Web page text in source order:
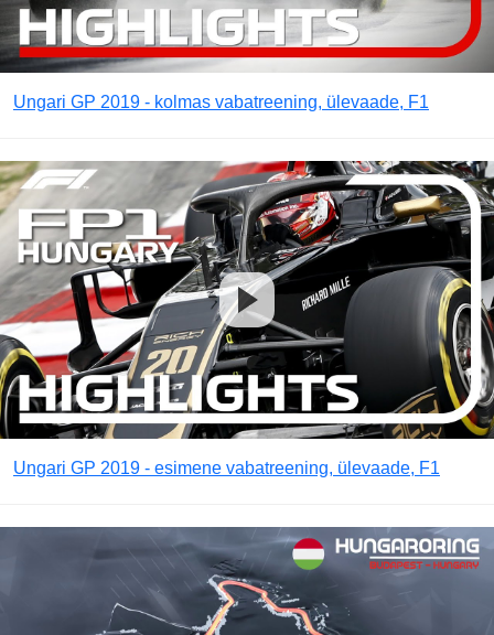
Ungari GP 2019 - kolmas vabatreening, ülevaade, F1
Ungari GP 2019 - esimene vabatreening, ülevaade, F1